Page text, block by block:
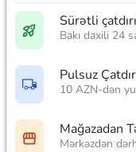
Sürətli
Bakı daxili 24
Pulsuz
10 AZN-dən
Mağazadan
Mərkəzdən